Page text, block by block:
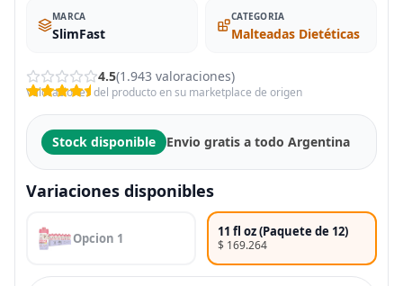
MARCA
SlimFast
CATEGORIA
Malteadas Dietéticas
4.5(1.943 valoraciones)
Valoraciones del producto en su marketplace de origen
Stock disponible Envio gratis a todo Argentina
Variaciones disponibles
Opcion 1 11 fl oz (Paquete de 12)
$ 169.264